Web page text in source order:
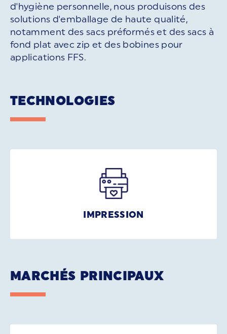
d'hygiène personnelle, nous produisons des
solutions d'emballage de haute qualité,
notamment des sacs préformés et des sacs à
fond plat avec zip et des bobines pour
applications FFS.
TECHNOLOGIES
IMPRESSION
MARCHÉS PRINCIPAUX